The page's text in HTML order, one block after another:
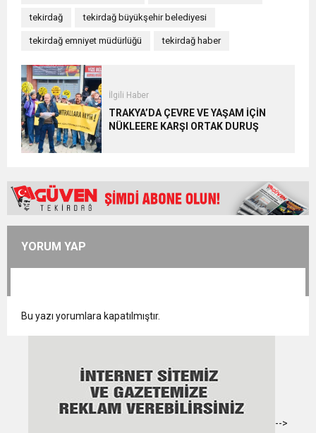
tekirdağ tekirdağ büyükşehir belediyesi
tekirdağ emniyet müdürlüğü tekirdağ haber
İlgili Haber
TRAKYA’DA ÇEVRE VE YAŞAM İÇİN
NÜKLEERE KARŞI ORTAK DURUŞ
YORUM YAP
Bu yazı yorumlara kapatılmıştır.
-->